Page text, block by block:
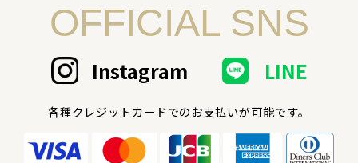
OFFICIAL SNS
Instagram LINE
各種クレジットカードでのお支払いが可能です。